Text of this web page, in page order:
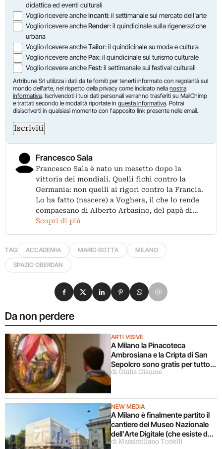
didattica ed eventi culturali
Voglio ricevere ancheIncanti: il settimanale sul mercato dell'arte
Voglio ricevere ancheRender: il quindicinale sulla rigenerazione
urbana
Voglio ricevere ancheTailor: il quindicinale su moda e cultura
Voglio ricevere anchePax: il quindicinale sul turismo culturale
Voglio ricevere ancheFest: il settimanale sui festival culturali
Artribune Srl utilizza i dati da te forniti per tenerti informato con regolarità sul
mondo dell'arte, nel rispetto della privacy come indicato nella nostra
informativa. Iscrivendoti i tuoi dati personali verranno trasferiti su MailChimp
e trattati secondo le modalità riportate in questa informativa. Potrai
disiscriverti in qualsiasi momento con l'apposito link presente nelle email.
Iscriviti
Francesco Sala
Francesco Sala è nato un mesetto dopo la
vittoria dei mondiali. Quelli fichi contro la
Germania: non quelli ai rigori contro la Francia.
Lo ha fatto (nascere) a Voghera, il che lo rende
compaesano di Alberto Arbasino, del papà di…
Scopri di più
TAG ACCADEMIA MARIO BOTTA
MILANO
SPAZIO OBERDAN
Da non perdere
ARTI VISIVE
A Milano la Pinacoteca
Ambrosiana e la Cripta di San
Sepolcro sono gratis per tutto
agosto (ma solo per milanesi)
di Giulia Giaume
NEW MEDIA
A Milano è finalmente partito il
cantiere del Museo Nazionale
dell’Arte Digitale (che esiste da
5 anni ma ancora non c’è)
di Massimiliano Tonelli
Condividi su Facebook
Condividi su X
Condividi su LinkedIn
Condividi su Pinterest
Condividi su WhatsApp
Condividi su Email